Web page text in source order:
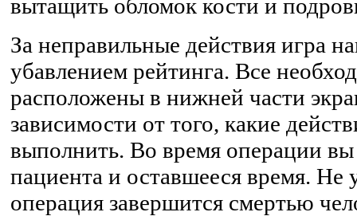
вытащить обломок кости и
За неправильные действия игра
убавлением рейтинга. Все
расположены в нижней части
зависимости от того, какие
выполнить. Во время операции вы
пациента и оставшееся время. Не
операция завершится смертью